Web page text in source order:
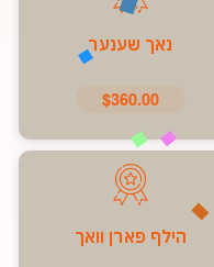
נאך שענער
$360.00
הילף פארן וואך